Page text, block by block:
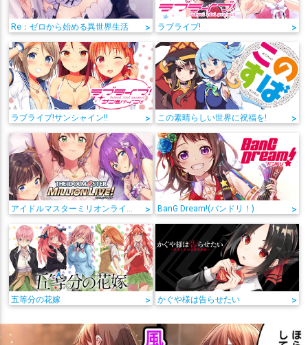
Re：ゼロから始める異世界生活 > ラブライブ! >
ラブライブ!サンシャイン!! > この素晴らしい世界に祝福を! >
アイドルマスターミリオンライブ! > BanG Dream!(バンドリ！) >
五等分の花嫁 > かぐや様は告らせたい >